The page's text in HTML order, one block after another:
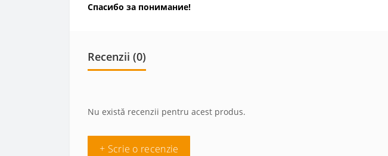
Спасибо за понимание!
Recenzii (0)
Nu există recenzii pentru acest produs.
+ Scrie o recenzie